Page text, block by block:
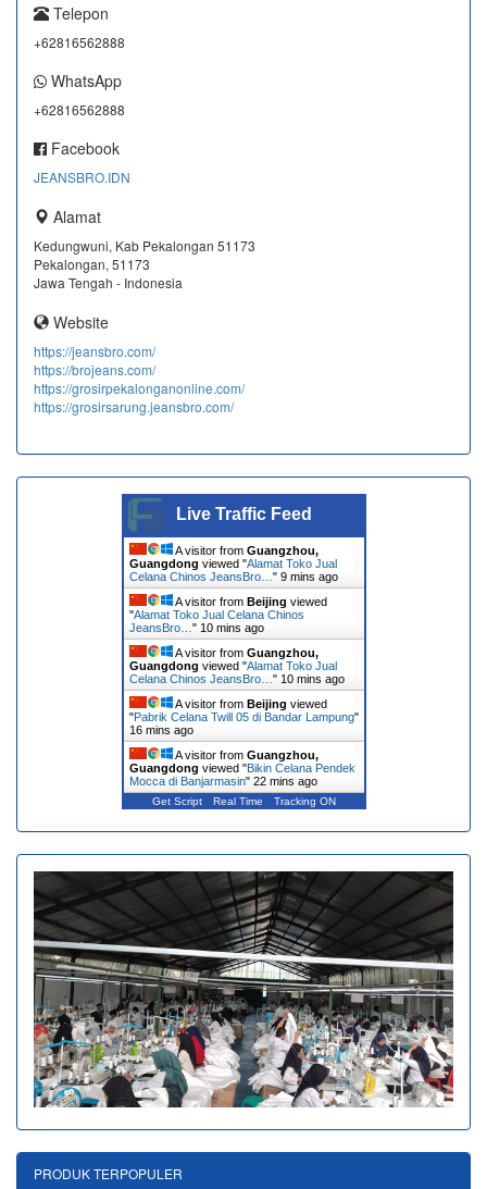
Telepon
+62816562888
WhatsApp
+62816562888
Facebook
JEANSBRO.IDN
Alamat
Kedungwuni, Kab Pekalongan 51173
Pekalongan, 51173
Jawa Tengah - Indonesia
Website
https://jeansbro.com/
https://brojeans.com/
https://grosirpekalonganonline.com/
https://grosirsarung.jeansbro.com/
Live Traffic Feed
A visitor from Guangzhou,
Guangdong viewed "Alamat Toko Jual
Celana Chinos JeansBro… " 9 mins ago
A visitor from Beijing viewed
"Alamat Toko Jual Celana Chinos
JeansBro… " 10 mins ago
A visitor from Guangzhou,
Guangdong viewed "Alamat Toko Jual
Celana Chinos JeansBro… " 10 mins ago
A visitor from Beijing viewed
"Pabrik Celana Twill 05 di Bandar Lampung"
16 mins ago
A visitor from Guangzhou,
Guangdong viewed "Bikin Celana Pendek
Mocca di Banjarmasin" 22 mins ago
Get Script Real Time Tracking ON
PRODUK TERPOPULER